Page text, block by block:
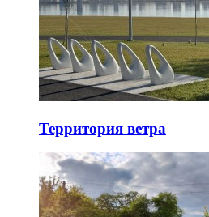
Территория ветра